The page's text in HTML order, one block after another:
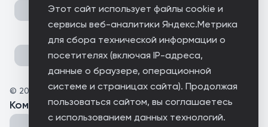
Этот сайт использует файлы cookie и
сервисы веб-аналитики Яндекс.Метрика
для сбора технической информации о
посетителях (включая IP-адреса,
данные о браузере, операционной
системе и страницах сайта). Продолжая
пользоваться сайтом, вы соглашаетесь
с использованием данных технологий.
© 2025 Noncence dust records
Комментарии(0 )